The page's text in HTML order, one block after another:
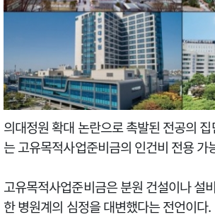
의대정원 확대 논란으로 촉발된 전공의
는 고유목적사업준비금의 인건비 전용 가
고유목적사업준비금은 분원 건설이나 설
한 병원계의 심정을 대변했다는 전언이다.